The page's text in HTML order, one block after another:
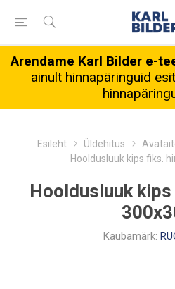
Arendame Karl Bilder e-
ainult hinnapäringuid
Esileht Üldehitus
Hooldusluuk kips fiks.
Hooldusluuk
Kaubamärk: